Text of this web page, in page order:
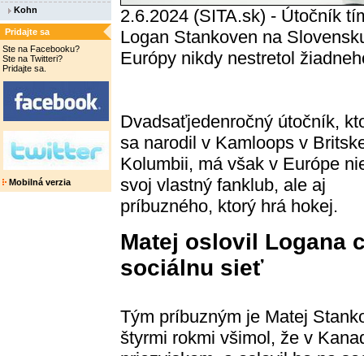
Kohn
Pridajte sa
Ste na Facebooku?
Ste na Twitteri?
Pridajte sa.
Mobilná verzia
2.6.2024 (SITA.sk) - Útočník
Logan Stankoven na
Európy nikdy nestretol
Dvadsaťjedenročný útočník,
sa narodil v Kamloops v
Kolumbii, má však v Európe
svoj vlastný fanklub, ale aj
príbuzného, ​​ktorý hrá hokej.
Matej oslovil Logana
sociálnu sieť
Tým príbuzným je Matej
štyrmi rokmi všimol, že v